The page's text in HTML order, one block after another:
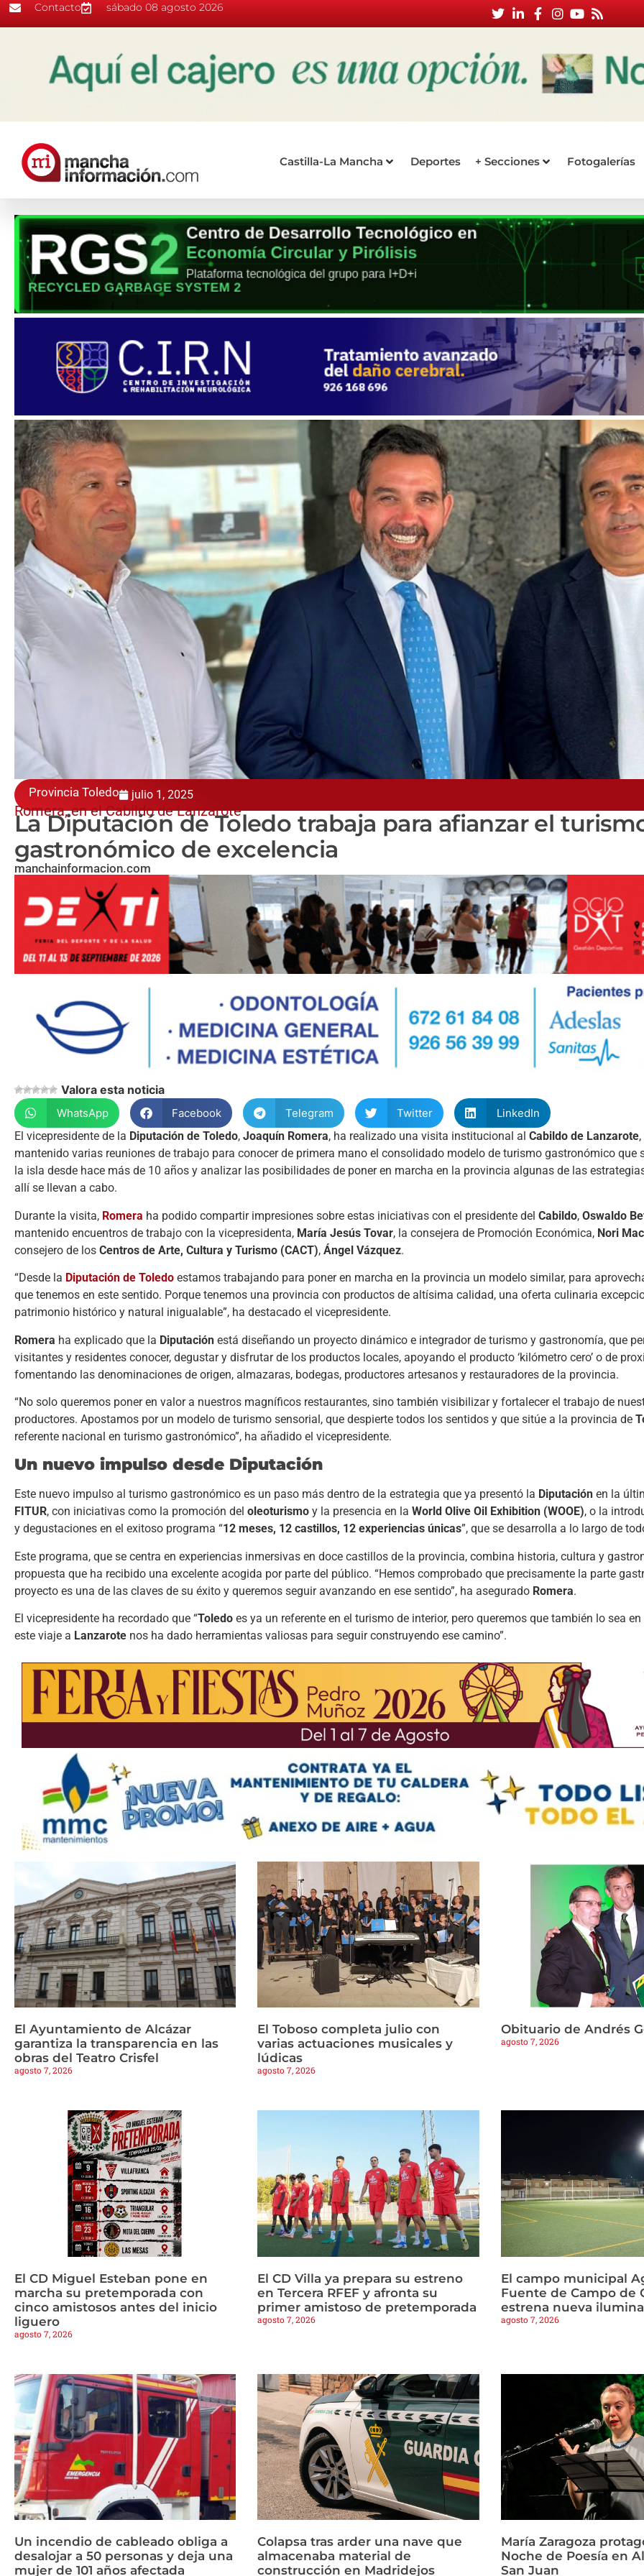
Contacto sábado 08 agosto 2026
Castilla-La Mancha Deportes + Secciones Fotogalerías
Provincia Toledo julio 1, 2025
Romera, en el Cabildo de Lanzarote
La Diputación de Toledo trabaja para afianzar el
gastronómico de excelencia
manchainformacion.com
Valora esta noticia
WhatsApp Facebook Telegram Twitter
LinkedIn
El vicepresidente de la Diputación de Toledo, Joaquín Romera, ha realizado una visita institucional al Cabildo de Lanzarote
mantenido varias reuniones de trabajo para conocer de primera mano el consolidado modelo de turismo gastronómico que
la isla desde hace más de 10 años y analizar las posibilidades de poner en marcha en la provincia algunas de las
allí se llevan a cabo.
Durante la visita, Romera ha podido compartir impresiones sobre estas iniciativas con el presidente del Cabildo, Oswaldo
mantenido encuentros de trabajo con la vicepresidenta, María Jesús Tovar, la consejera de Promoción Económica, Nori
consejero de los Centros de Arte, Cultura y Turismo (CACT), Ángel Vázquez.
“Desde la Diputación de Toledo estamos trabajando para poner en marcha en la provincia un modelo similar, para
que tenemos en este sentido. Porque tenemos una provincia con productos de altísima calidad, una oferta culinaria
patrimonio histórico y natural inigualable”, ha destacado el vicepresidente.
Romera ha explicado que la Diputación está diseñando un proyecto dinámico e integrador de turismo y gastronomía, que
visitantes y residentes conocer, degustar y disfrutar de los productos locales, apoyando el producto ‘kilómetro cero’ o de
fomentando las denominaciones de origen, almazaras, bodegas, productores artesanos y restauradores de la provincia.
“No solo queremos poner en valor a nuestros magníficos restaurantes, sino también visibilizar y fortalecer el trabajo de
productores. Apostamos por un modelo de turismo sensorial, que despierte todos los sentidos y que sitúe a la provincia de
referente nacional en turismo gastronómico”, ha añadido el vicepresidente.
Un nuevo impulso desde Diputación
Este nuevo impulso al turismo gastronómico es un paso más dentro de la estrategia que ya presentó la Diputación en la
FITUR, con iniciativas como la promoción del oleoturismo y la presencia en la World Olive Oil Exhibition (WOOE), o la
y degustaciones en el exitoso programa “12 meses, 12 castillos, 12 experiencias únicas”, que se desarrolla a lo largo de
Este programa, que se centra en experiencias inmersivas en doce castillos de la provincia, combina historia, cultura y
propuesta que ha recibido una excelente acogida por parte del público. “Hemos comprobado que precisamente la parte
proyecto es una de las claves de su éxito y queremos seguir avanzando en ese sentido”, ha asegurado Romera.
El vicepresidente ha recordado que “Toledo es ya un referente en el turismo de interior, pero queremos que también lo sea
este viaje a Lanzarote nos ha dado herramientas valiosas para seguir construyendo ese camino”.
El Ayuntamiento de Alcázar
garantiza la transparencia en las
obras del Teatro Crisfel
agosto 7, 2026
El Toboso completa julio con
varias actuaciones musicales y
lúdicas
agosto 7, 2026
Obituario de Andrés
agosto 7, 2026
El CD Miguel Esteban pone en
marcha su pretemporada con
cinco amistosos antes del inicio
liguero
agosto 7, 2026
El CD Villa ya prepara su estreno
en Tercera RFEF y afronta su
primer amistoso de pretemporada
agosto 7, 2026
El campo municipal
Fuente de Campo de
estrena nueva
agosto 7, 2026
Un incendio de cableado obliga a
desalojar a 50 personas y deja una
mujer de 101 años afectada
Colapsa tras arder una nave que
almacenaba material de
construcción en Madridejos
María Zaragoza
Noche de Poesía en
San Juan